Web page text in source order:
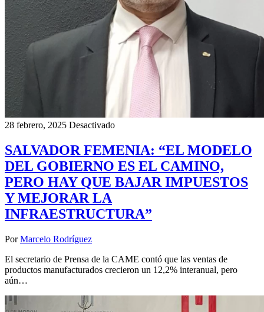
28 febrero, 2025 Desactivado
SALVADOR FEMENIA: “EL MODELO
DEL GOBIERNO ES EL CAMINO,
PERO HAY QUE BAJAR IMPUESTOS
Y MEJORAR LA
INFRAESTRUCTURA”
Por Marcelo Rodríguez
El secretario de Prensa de la CAME contó que las ventas de
productos manufacturados crecieron un 12,2% interanual, pero
aún…